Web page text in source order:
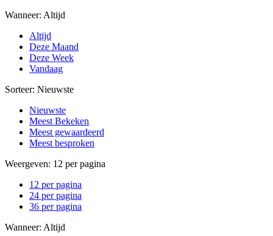
Wanneer: Altijd
Altijd
Deze Maand
Deze Week
Vandaag
Sorteer: Nieuwste
Nieuwste
Meest Bekeken
Meest gewaardeerd
Meest besproken
Weergeven: 12 per pagina
12 per pagina
24 per pagina
36 per pagina
Wanneer: Altijd